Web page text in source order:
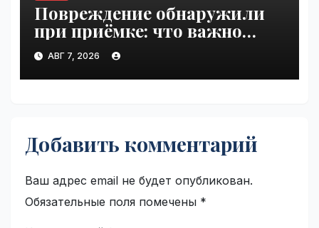
Повреждение обнаружили
при приёмке: что важно
зафиксировать сразу |
VseTime.ru
АВГ 7, 2026
Добавить комментарий
Ваш адрес email не будет опубликован.
Обязательные поля помечены *